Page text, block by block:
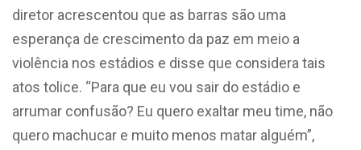
diretor acrescentou que as barras são uma
esperança de crescimento da paz em meio a
violência nos estádios e disse que considera tais
atos tolice. “Para que eu vou sair do estádio e
arrumar confusão? Eu quero exaltar meu time, não
quero machucar e muito menos matar alguém”,